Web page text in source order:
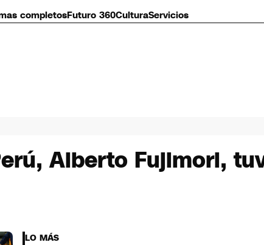
completosFuturo 360CulturaServicios
Alberto Fujimori,
LO MÁS